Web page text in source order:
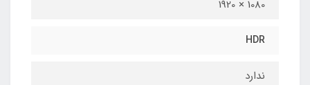
1080 × 1920
HDR
ندارد